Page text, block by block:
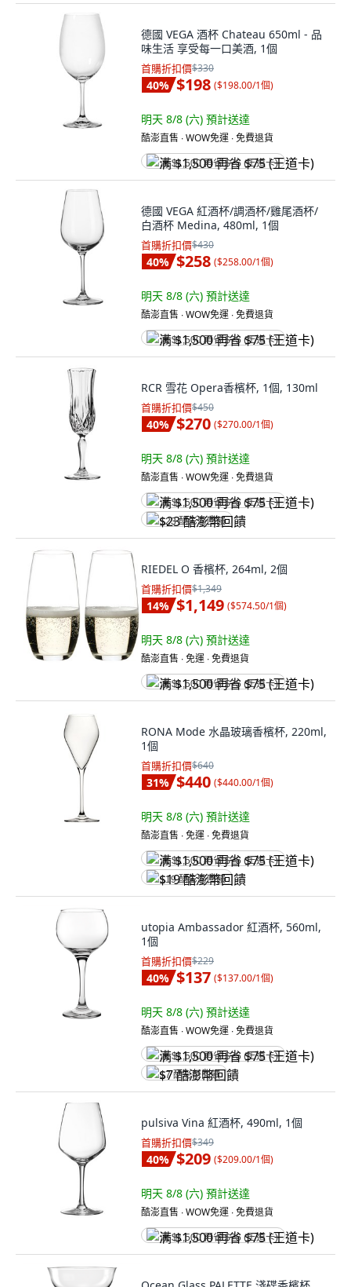
德國 VEGA 酒杯 Chateau 650ml - 品
味生活 享受每一口美酒, 1個
首購折扣價$330
40% $198 ($198.00/1個)
明天 8/8 (六) 預計送達
酷澎直售 ∙ WOW免運 ∙ 免費退貨
满 $1,500 再省 $75 (王道卡)
德國 VEGA 紅酒杯/調酒杯/雞尾酒杯/
白酒杯 Medina, 480ml, 1個
首購折扣價$430
40% $258 ($258.00/1個)
明天 8/8 (六) 預計送達
酷澎直售 ∙ WOW免運 ∙ 免費退貨
满 $1,500 再省 $75 (王道卡)
RCR 雪花 Opera香檳杯, 1個, 130ml
首購折扣價$450
40% $270 ($270.00/1個)
明天 8/8 (六) 預計送達
酷澎直售 ∙ WOW免運 ∙ 免費退貨
满 $1,500 再省 $75 (王道卡)
$23 酷澎幣回饋
RIEDEL O 香檳杯, 264ml, 2個
首購折扣價$1,349
14% $1,149 ($574.50/1個)
明天 8/8 (六) 預計送達
酷澎直售 ∙ 免運 ∙ 免費退貨
满 $1,500 再省 $75 (王道卡)
RONA Mode 水晶玻璃香檳杯, 220ml,
1個
首購折扣價$640
31% $440 ($440.00/1個)
明天 8/8 (六) 預計送達
酷澎直售 ∙ 免運 ∙ 免費退貨
满 $1,500 再省 $75 (王道卡)
$19 酷澎幣回饋
utopia Ambassador 紅酒杯, 560ml,
1個
首購折扣價$229
40% $137 ($137.00/1個)
明天 8/8 (六) 預計送達
酷澎直售 ∙ WOW免運 ∙ 免費退貨
满 $1,500 再省 $75 (王道卡)
$7 酷澎幣回饋
pulsiva Vina 紅酒杯, 490ml, 1個
首購折扣價$349
40% $209 ($209.00/1個)
明天 8/8 (六) 預計送達
酷澎直售 ∙ WOW免運 ∙ 免費退貨
满 $1,500 再省 $75 (王道卡)